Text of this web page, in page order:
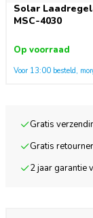
Solar
MSC-4030
Op voorraad
Voor 13:00 besteld,
Gratis
Gratis
2 jaar garantie